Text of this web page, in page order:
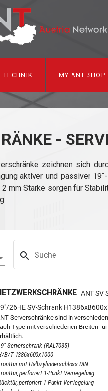
TECHNIK MY ANT SHOP
-
zeichnen sich
aktiver und passiver
2 mm Stärke sorgen für